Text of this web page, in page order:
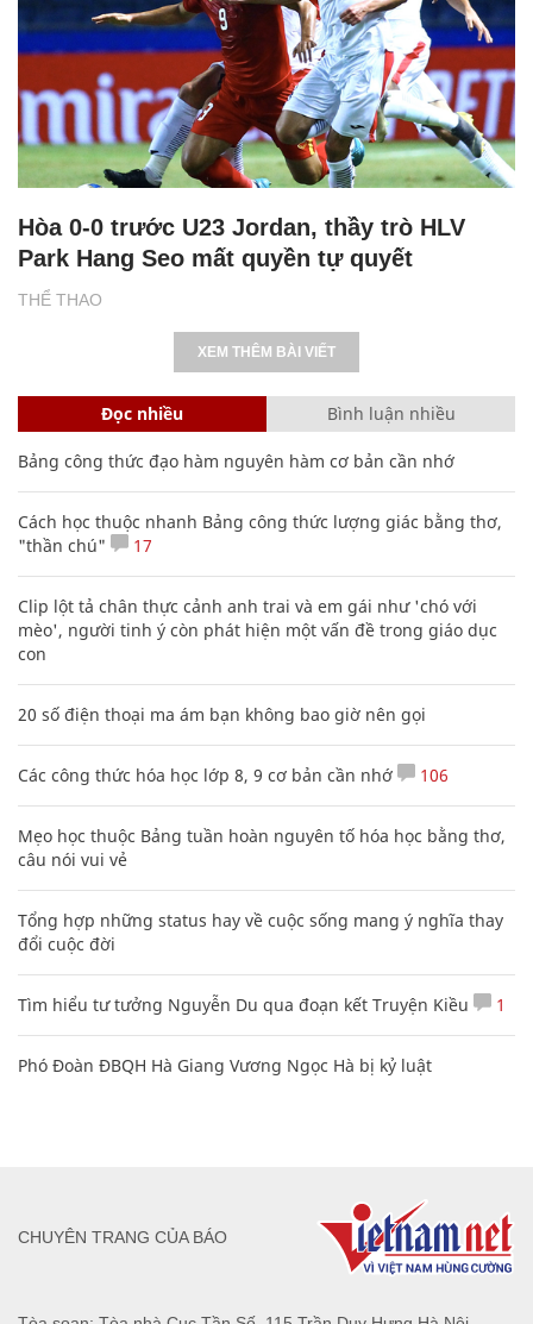
THỂ THAO
Hòa 0-0 trước U23 Jordan, thầy trò HLV
Park Hang Seo mất quyền tự quyết
XEM THÊM BÀI VIẾT
Đọc nhiều Bình luận nhiều
Bảng công thức đạo hàm nguyên hàm cơ bản cần nhớ
Cách học thuộc nhanh Bảng công thức lượng giác bằng thơ,
"thần chú"
17
Clip lột tả chân thực cảnh anh trai và em gái như 'chó với
mèo', người tinh ý còn phát hiện một vấn đề trong giáo dục
con
20 số điện thoại ma ám bạn không bao giờ nên gọi
Các công thức hóa học lớp 8, 9 cơ bản cần nhớ 106
Mẹo học thuộc Bảng tuần hoàn nguyên tố hóa học bằng thơ,
câu nói vui vẻ
Tổng hợp những status hay về cuộc sống mang ý nghĩa thay
đổi cuộc đời
Tìm hiểu tư tưởng Nguyễn Du qua đoạn kết Truyện Kiều 1
Phó Đoàn ĐBQH Hà Giang Vương Ngọc Hà bị kỷ luật
CHUYÊN TRANG CỦA BÁO